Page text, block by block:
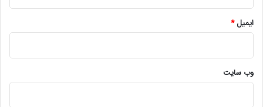
ایمیل*
وب‌ سایت